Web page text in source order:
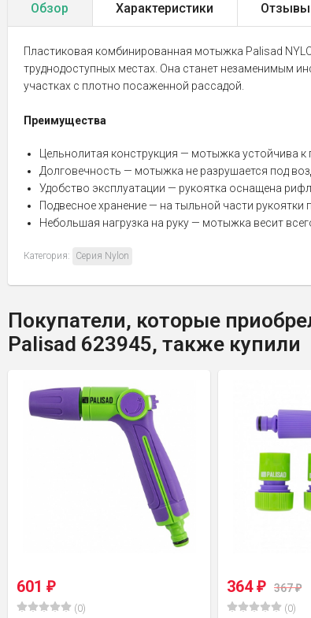
Обзор Характеристики
Пластиковая комбинированная мотыжка Palisad
труднодоступных местах. Она станет незаменимым
участках с плотно посаженной рассадой.
Преимущества
Цельнолитая конструкция — мотыжка устойчива
Долговечность — мотыжка не разрушается под
Удобство эксплуатации — рукоятка оснащена
Подвесное хранение — на тыльной части рукоятки
Небольшая нагрузка на руку — мотыжка весит
Категория: Серия Nylon
Покупатели, которые
Palisad 623945, также купили
601 ₽
(0)
364 ₽ 367₽
(0)